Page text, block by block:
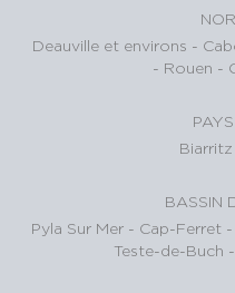
Deauville et environs -
- Rouen -
BASSIN
Pyla Sur Mer - Cap-Ferret -
Teste-de-Buch -